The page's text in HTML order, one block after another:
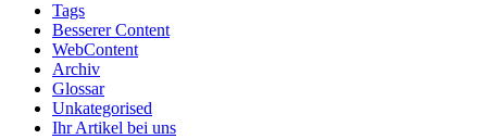
Tags
Besserer Content
WebContent
Archiv
Glossar
Unkategorised
Ihr Artikel bei uns